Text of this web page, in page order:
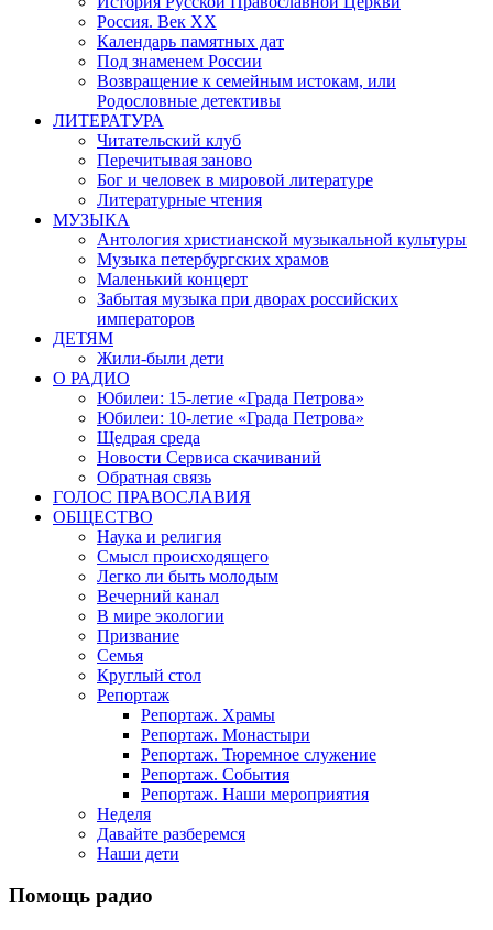
Россия. Век ХХ
Календарь памятных дат
Под знаменем России
Возвращение к семейным истокам, или
Родословные детективы
ЛИТЕРАТУРА
Читательский клуб
Перечитывая заново
Бог и человек в мировой литературе
Литературные чтения
МУЗЫКА
Антология христианской музыкальной культуры
Музыка петербургских храмов
Маленький концерт
Забытая музыка при дворах российских
императоров
ДЕТЯМ
Жили-были дети
О РАДИО
Юбилеи: 15-летие «Града Петрова»
Юбилеи: 10-летие «Града Петрова»
Щедрая среда
Новости Сервиса скачиваний
Обратная связь
ГОЛОС ПРАВОСЛАВИЯ
ОБЩЕСТВО
Наука и религия
Смысл происходящего
Легко ли быть молодым
Вечерний канал
В мире экологии
Призвание
Семья
Круглый стол
Репортаж
Репортаж. Храмы
Репортаж. Монастыри
Репортаж. Тюремное служение
Репортаж. События
Репортаж. Наши мероприятия
Неделя
Давайте разберемся
Наши дети
Помощь радио